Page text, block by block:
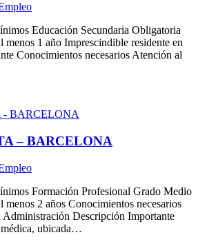
Educación Secundaria Obligatoria
1 año Imprescindible residente en
Conocimientos necesarios Atención al
– BARCELONA
Formación Profesional Grado Medio
2 años Conocimientos necesarios
Administración Descripción Importante
médica, ubicada…